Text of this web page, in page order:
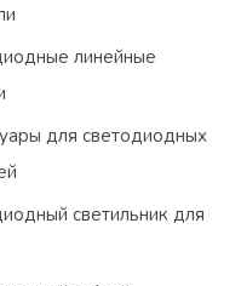
линейные
для светодиодных
светильник для